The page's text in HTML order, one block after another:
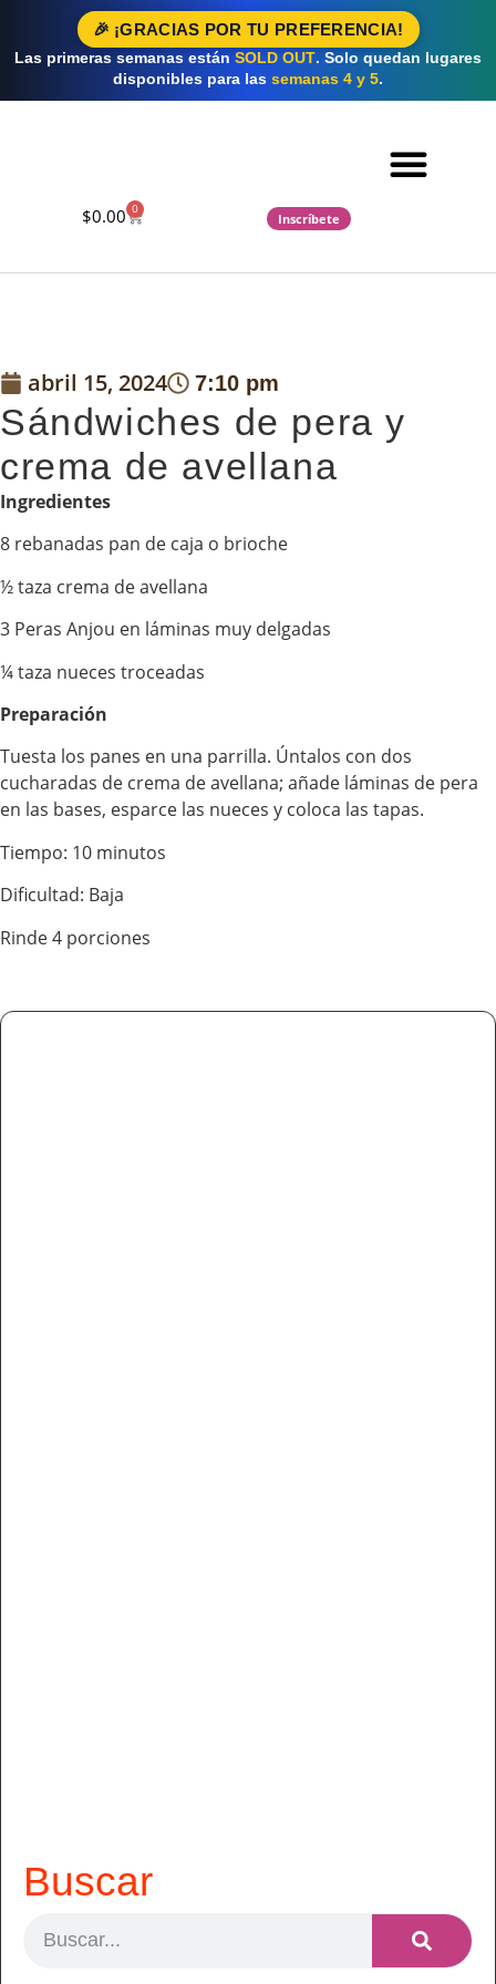
🎉 ¡GRACIAS POR TU PREFERENCIA!
Las primeras semanas están SOLD OUT. Solo quedan lugares
disponibles para las semanas 4 y 5.
$0.00 0
Inscríbete
abril 15, 2024 7:10 pm
Sándwiches de pera y
crema de avellana
Ingredientes
8 rebanadas pan de caja o brioche
½ taza crema de avellana
3 Peras Anjou en láminas muy delgadas
¼ taza nueces troceadas
Preparación
Tuesta los panes en una parrilla. Úntalos con dos
cucharadas de crema de avellana; añade láminas de pera
en las bases, esparce las nueces y coloca las tapas.
Tiempo: 10 minutos
Dificultad: Baja
Rinde 4 porciones
Buscar